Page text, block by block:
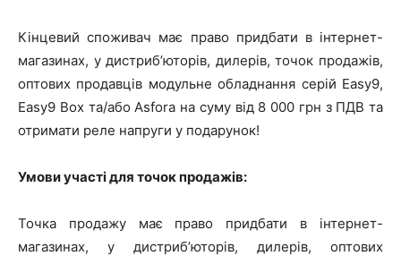
Кінцевий споживач має право придбати в інтернет-
магазинах, у дистриб’юторів, дилерів, точок продажів,
оптових продавців модульне обладнання серій Easy9,
Easy9 Box та/або Asfora на суму від 8 000 грн з ПДВ та
отримати реле напруги у подарунок!
Умови участі для точок продажів:
Точка продажу має право придбати в інтернет-
магазинах, у дистриб’юторів, дилерів, оптових